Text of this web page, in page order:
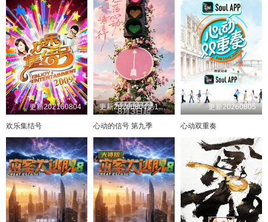
更新202160804
欢乐集结号
更新20260804第1期下
心动的信号 第九季
更新20260805
心动双重奏